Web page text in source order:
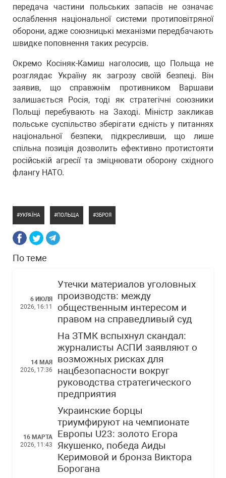
передача частини польських запасів не означає
ослаблення національної системи протиповітряної
оборони, адже союзницькі механізми передбачають
швидке поповнення таких ресурсів.
Окремо Косіняк-Камиш наголосив, що Польща не
розглядає Україну як загрозу своїй безпеці. Він
заявив, що справжнім противником Варшави
залишається Росія, тоді як стратегічні союзники
Польщі перебувають на Заході. Міністр закликав
польське суспільство зберігати єдність у питаннях
національної безпеки, підкресливши, що лише
спільна позиція дозволить ефективно протистояти
російській агресії та зміцнювати оборону східного
флангу НАТО.
УКРАЇНА ПОЛЬЩА ЗБРОЯ
По теме
6 ИЮЛЯ
2026, 16:11
Утечки материалов уголовных
производств: между
общественным интересом и
правом на справедливый суд
14 МАЯ
2026, 17:36
На ЗТМК вспыхнул скандал:
журналисты АСПИ заявляют о
возможных рисках для
нацбезопасности вокруг
руководства стратегического
предприятия
16 МАРТА
2026, 11:43
Украинские борцы
триумфируют на чемпионате
Европы U23: золото Егора
Якушенко, победа Аиды
Керимовой и бронза Виктора
Борогана